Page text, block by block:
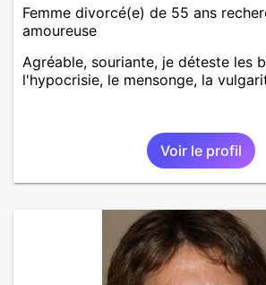
Femme divorcé(e) de 55 ans
amoureuse
Agréable, souriante, je déteste les
l'hypocrisie, le mensonge, la
Voir le profil